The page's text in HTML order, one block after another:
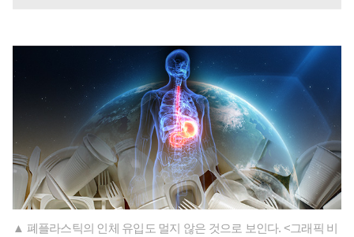
▲ 폐플라스틱의 인체 유입도 멀지 않은 것으로 보인다. <그래픽 비